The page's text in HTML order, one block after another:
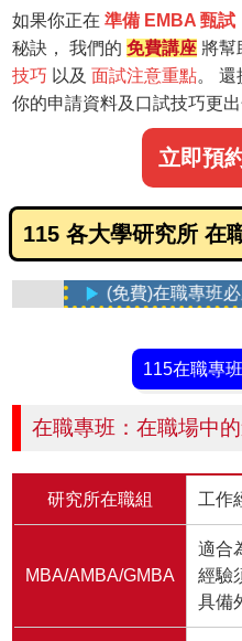
如果你正在準備 EMBA 甄試
秘訣， 我們的免費講座 將
技巧 以及面試注意重點。
你的申請資料及口試技巧更
立即預
115 各大學研究所 在
(免費)在職專班必勝講
115在職專
在職專班：在職場中
研究所在職組 工作
MBA/AMBA/GMBA
適合
經驗
具備